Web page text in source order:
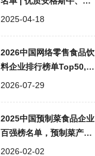
洲和牛供应商
2025-04-18
2026中国网络零售食品饮
料企业排行榜单Top50,
乳制品、白酒领跑市场
2026-07-29
2025中国预制菜食品企业
百强榜名单，预制菜产业
区域分布与发展分析
2026-02-02